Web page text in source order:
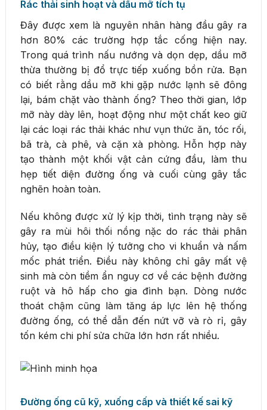
Rác thải sinh hoạt và dầu mỡ tích tụ
Đây được xem là nguyên nhân hàng đầu gây ra
hơn 80% các trường hợp tắc cống hiện nay.
Trong quá trình nấu nướng và dọn dẹp, dầu mỡ
thừa thường bị đổ trực tiếp xuống bồn rửa. Bạn
có biết rằng dầu mỡ khi gặp nước lạnh sẽ đông
lại, bám chặt vào thành ống? Theo thời gian, lớp
mỡ này dày lên, hoạt động như một chất keo giữ
lại các loại rác thải khác như vụn thức ăn, tóc rối,
bã trà, cà phê, và cặn xà phòng. Hỗn hợp này
tạo thành một khối vật cản cứng đầu, làm thu
hẹp tiết diện đường ống và cuối cùng gây tắc
nghẽn hoàn toàn.
Nếu không được xử lý kịp thời, tình trạng này sẽ
gây ra mùi hôi thối nồng nặc do rác thải phân
hủy, tạo điều kiện lý tưởng cho vi khuẩn và nấm
mốc phát triển. Điều này không chỉ gây mất vệ
sinh mà còn tiềm ẩn nguy cơ về các bệnh đường
ruột và hô hấp cho gia đình bạn. Dòng nước
thoát chậm cũng làm tăng áp lực lên hệ thống
đường ống, có thể dẫn đến nứt vỡ và rò rỉ, gây
tốn kém chi phí sửa chữa lớn hơn rất nhiều.
Đường ống cũ kỹ, xuống cấp và thiết kế sai kỹ